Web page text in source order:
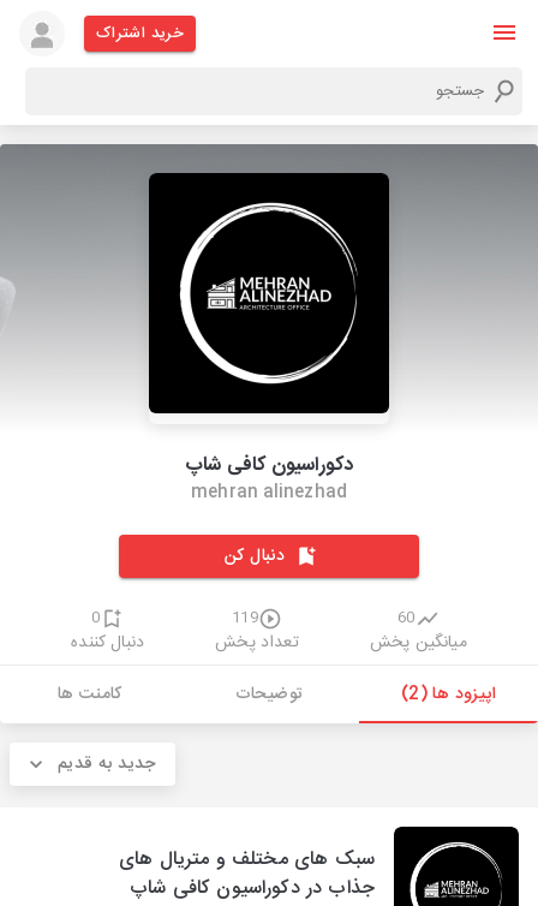
خرید اشتراک
دکوراسیون کافی شاپ
mehran alinezhad
دنبال کن
60
میانگین پخش
119
تعداد پخش
0
دنبال کننده
اپیزود ها (2)
توضیحات کامنت ها
جدید به قدیم
سبک های مختلف و متریال های
جذاب در دکوراسیون کافی شاپ